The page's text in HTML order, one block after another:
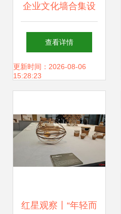
企业文化墙合集设
计模板与网站建设
数字与实体的品牌
查看详情
更新时间：2026-08-06
15:28:23
红星观察丨“年轻而